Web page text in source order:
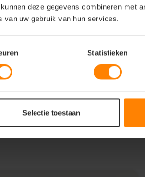
deze gegevens combineren met
van uw gebruik van hun services.
Statistieken
Selectie toestaan